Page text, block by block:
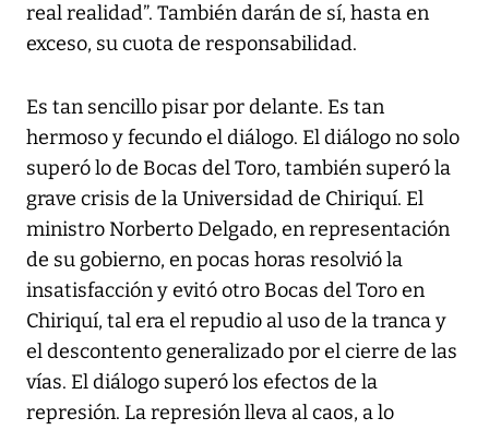
real realidad”. También darán de sí, hasta en
exceso, su cuota de responsabilidad.
Es tan sencillo pisar por delante. Es tan
hermoso y fecundo el diálogo. El diálogo no solo
superó lo de Bocas del Toro, también superó la
grave crisis de la Universidad de Chiriquí. El
ministro Norberto Delgado, en representación
de su gobierno, en pocas horas resolvió la
insatisfacción y evitó otro Bocas del Toro en
Chiriquí, tal era el repudio al uso de la tranca y
el descontento generalizado por el cierre de las
vías. El diálogo superó los efectos de la
represión. La represión lleva al caos, a lo